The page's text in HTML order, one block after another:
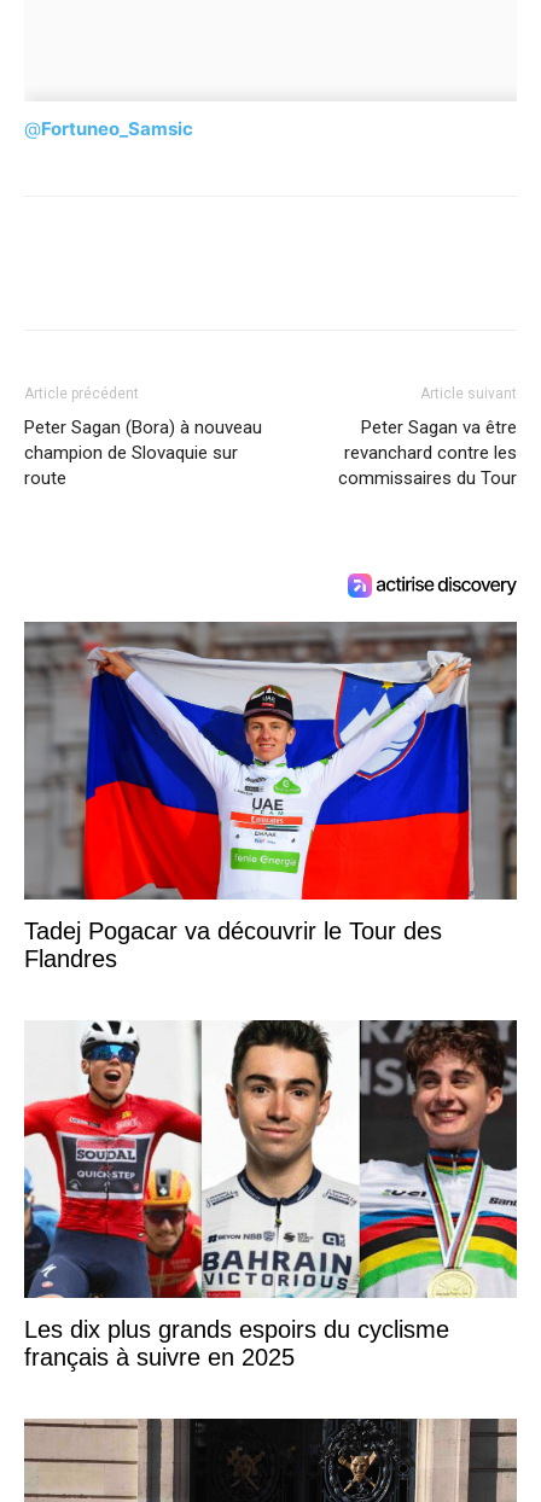
@Fortuneo_Samsic
Article précédent
Peter Sagan (Bora) à nouveau
champion de Slovaquie sur
route
Article suivant
Peter Sagan va être
revanchard contre les
commissaires du Tour
Tadej Pogacar va découvrir le Tour des
Flandres
Les dix plus grands espoirs du cyclisme
français à suivre en 2025